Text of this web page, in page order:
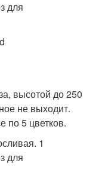
высотой до 250
не выходит.
по 5 цветков.